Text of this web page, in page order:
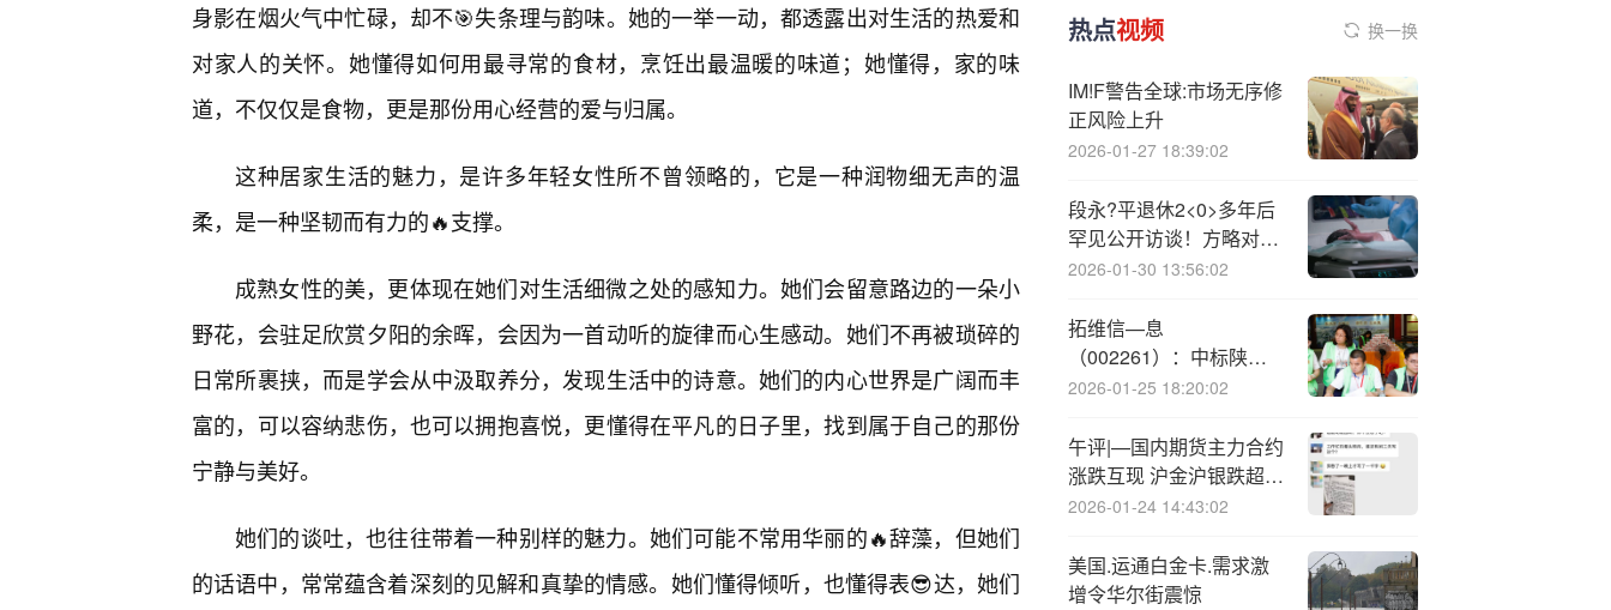
身影在烟火气中忙碌，却不🎯失条理与韵味。她的一举一动，都透露出对生活的热爱和
对家人的关怀。她懂得如何用最寻常的食材，烹饪出最温暖的味道；她懂得，家的味
道，不仅仅是食物，更是那份用心经营的爱与归属。
这种居家生活的魅力，是许多年轻女性所不曾领略的，它是一种润物细无声的温
柔，是一种坚韧而有力的🔥支撑。
成熟女性的美，更体现在她们对生活细微之处的感知力。她们会留意路边的一朵小
野花，会驻足欣赏夕阳的余晖，会因为一首动听的旋律而心生感动。她们不再被琐碎的
日常所裹挟，而是学会从中汲取养分，发现生活中的诗意。她们的内心世界是广阔而丰
富的，可以容纳悲伤，也可以拥抱喜悦，更懂得在平凡的日子里，找到属于自己的那份
宁静与美好。
她们的谈吐，也往往带着一种别样的魅力。她们可能不常用华丽的🔥辞藻，但她们
的话语中，常常蕴含着深刻的见解和真挚的情感。她们懂得倾听，也懂得表😎达，她们
热点视频 换一换
IM!F警告全球:市场无序修
正风险上升
2026-01-27 18:39:02
段永?平退休2<0>多年后
罕见公开访谈！方略对聊
个人经历、企业经营、投
万字收藏！
2026-01-30 13:56:02
拓维信—息
（002261）：中标陕西
中烟工业有限责任公司采
492.90万元
2026-01-25 18:20:02
午评|—国内期货主力合约
涨跌互现 沪金沪银跌超
2%
2026-01-24 14:43:02
美国.运通白金卡.需求激
增令华尔街震惊